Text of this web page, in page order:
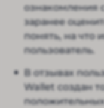
ознакомления
заранее
понять, на что
пользователь.
В отзывах
Wallet создан